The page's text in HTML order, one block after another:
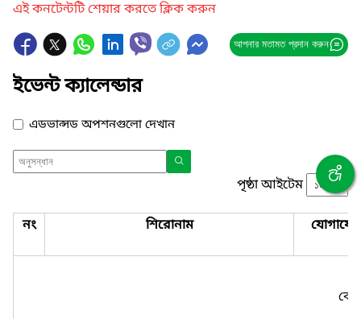
এই কনটেন্টটি শেয়ার করতে ক্লিক করুন
আপনার মতামত প্রদান করুন
ইভেন্ট ক্যালেন্ডার
এডভান্সড অপশনগুলো দেখান
পৃষ্ঠা আইটেম
নং শিরোনাম